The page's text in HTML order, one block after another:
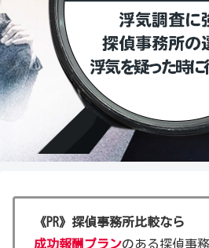
《PR》探偵事務所比較なら
成功報酬プランのある探偵事